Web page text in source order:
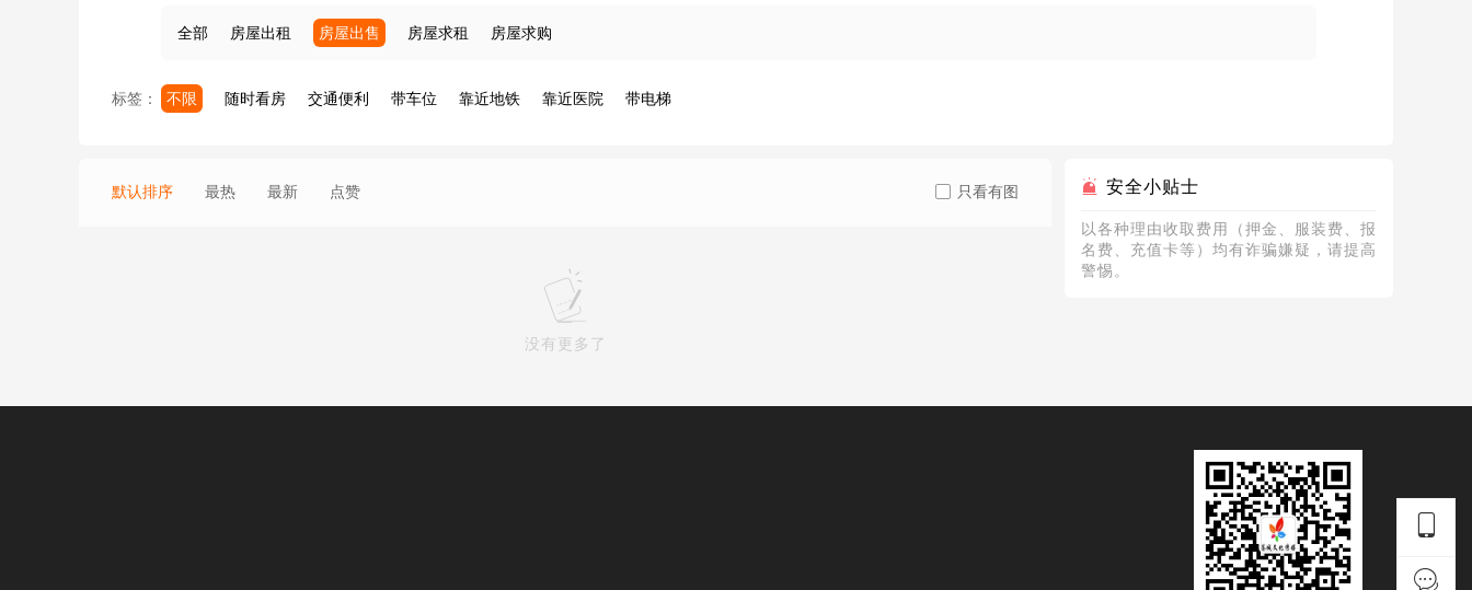
全部 房屋出租 房屋出售 房屋求租 房屋求购
标签： 不限 随时看房 交通便利 带车位 靠近地铁 靠近医院 带电梯
默认排序 最热 最新 点赞 只看有图
没有更多了
安全小贴士
以各种理由收取费用（押金、服装费、报
名费、充值卡等）均有诈骗嫌疑，请提高
警惕。